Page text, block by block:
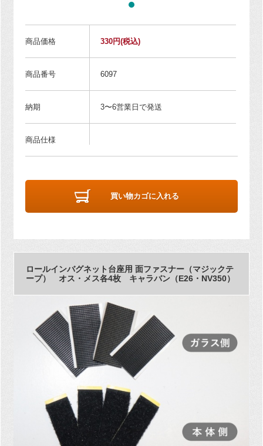
商品価格 330円(税込)
商品番号 6097
納期 3〜6営業日で発送
商品仕様
買い物カゴに入れる
ロールインバグネット台座用 面ファスナー（マジックテ
ープ） オス・メス各4枚 キャラバン（E26・NV350）